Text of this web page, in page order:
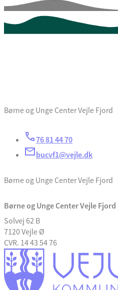
Børne og Unge Center Vejle Fjord
76 81 44 70
bucvf1@vejle.dk
Børne og Unge Center Vejle Fjord
Børne og Unge Center Vejle Fjord
Solvej 62 B
7120 Vejle Ø
CVR. 14 43 54 76